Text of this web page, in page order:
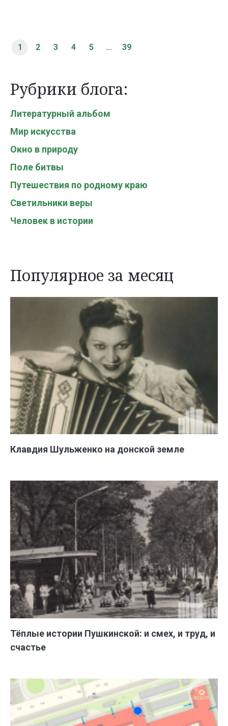
1 2 3 4 5 ... 39
Рубрики блога:
Литературный альбом
Мир искусства
Окно в природу
Поле битвы
Путешествия по родному краю
Светильники веры
Человек в истории
Популярное за месяц
Клавдия Шульженко на донской земле
Тёплые истории Пушкинской: и смех, и труд, и
счастье